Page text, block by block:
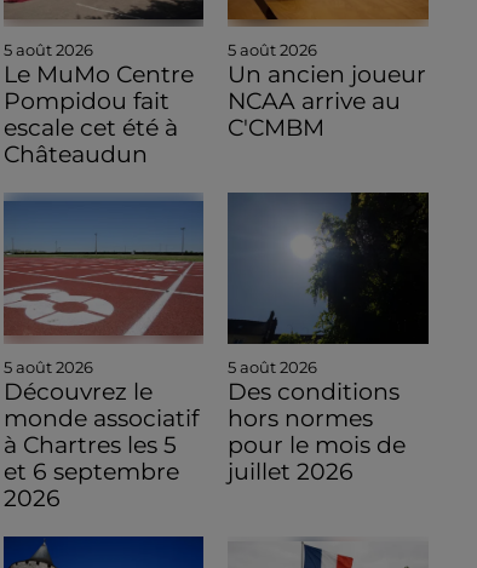
5 août 2026
Le MuMo Centre
Pompidou fait
escale cet été à
Châteaudun
5 août 2026
Un ancien joueur
NCAA arrive au
C'CMBM
5 août 2026
Découvrez le
monde associatif
à Chartres les 5
et 6 septembre
2026
5 août 2026
Des conditions
hors normes
pour le mois de
juillet 2026